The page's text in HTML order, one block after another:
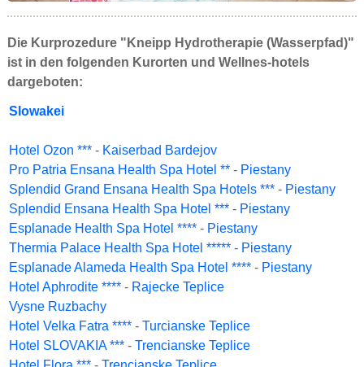
Die Kurprozedure "Kneipp Hydrotherapie (Wasserpfad)"
ist in den folgenden Kurorten und Wellnes-hotels
dargeboten:
Slowakei
Hotel Ozon *** - Kaiserbad Bardejov
Pro Patria Ensana Health Spa Hotel ** - Piestany
Splendid Grand Ensana Health Spa Hotels *** - Piestany
Splendid Ensana Health Spa Hotel *** - Piestany
Esplanade Health Spa Hotel **** - Piestany
Thermia Palace Health Spa Hotel ***** - Piestany
Esplanade Alameda Health Spa Hotel **** - Piestany
Hotel Aphrodite **** - Rajecke Teplice
Vysne Ruzbachy
Hotel Velka Fatra **** - Turcianske Teplice
Hotel SLOVAKIA *** - Trencianske Teplice